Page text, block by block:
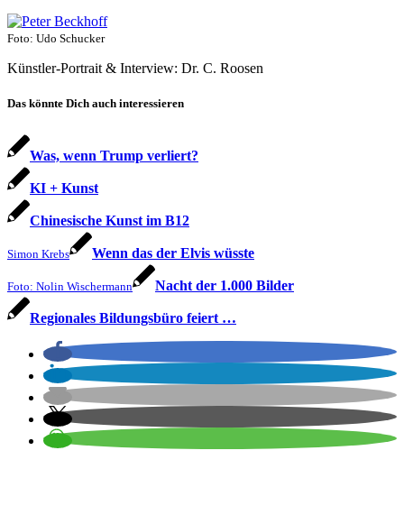
Foto: Udo Schucker
Künstler-Portrait & Interview: Dr. C. Roosen
Das könnte Dich auch interessieren
Was, wenn Trump verliert?
KI + Kunst
Chinesische Kunst im B12
Simon Krebs Wenn das der Elvis wüsste
Foto: Nolin Wischermann Nacht der 1.000 Bilder
Regionales Bildungsbüro feiert …